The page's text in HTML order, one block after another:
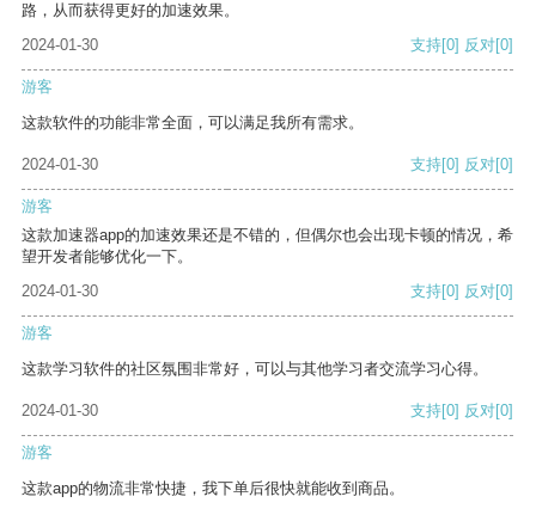
路，从而获得更好的加速效果。
2024-01-30
支持[0] 反对[0]
游客
这款软件的功能非常全面，可以满足我所有需求。
2024-01-30 支持[0] 反对[0]
游客
这款加速器app的加速效果还是不错的，但偶尔也会出现卡顿的情况，希
望开发者能够优化一下。
2024-01-30
支持[0] 反对[0]
游客
这款学习软件的社区氛围非常好，可以与其他学习者交流学习心得。
2024-01-30 支持[0] 反对[0]
游客
这款app的物流非常快捷，我下单后很快就能收到商品。